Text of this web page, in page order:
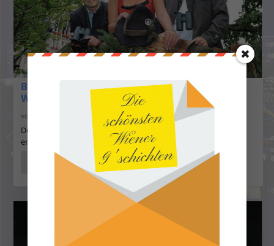
Bald ist es so weit: auf, auf zur allerersten
Wiener Pirsch!
von | 1. Aug. 2017 | Szene 08-2017
Der seit vielen Jahren beliebte Landesjägerball wird heuer “neu
erfunden”: Man will...
WEITERLESEN